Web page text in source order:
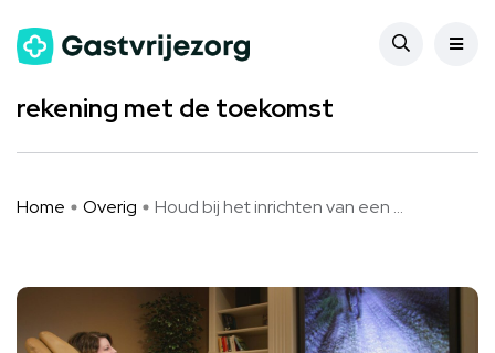
Overig
Houd bij het inrichten van een woning
rekening met de toekomst
Home Overig Houd bij het inrichten van een ...